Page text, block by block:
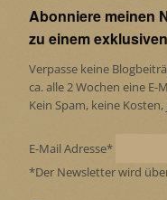
Abonniere meinen
zu einem
Verpasse keine
ca. alle 2 Wochen eine E-
Kein Spam, keine
E-Mail Adresse*
*Der Newsletter wird